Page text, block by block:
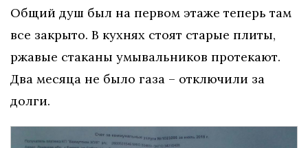
Общий душ был на первом этаже теперь там
все закрыто. В кухнях стоят старые плиты,
ржавые стаканы умывальников протекают.
Два месяца не было газа – отключили за
долги.